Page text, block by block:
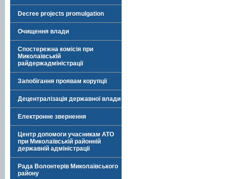
Decree projects promulgation
Очищення влади
Спостережна комісія при
Миколаївській
райдержадміністрації
Запобігання проявам корупції
Децентралізація державної влади
Електронне звернення
Центр допомоги учасникам АТО
при Миколаївській районній
державній адміністрації
Рада Волонтерів Миколаївського
району